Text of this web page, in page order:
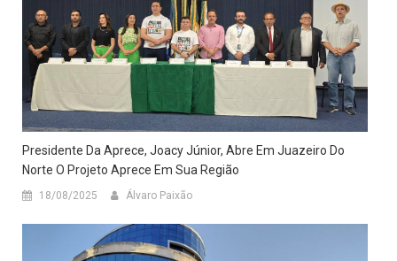
Presidente Da Aprece, Joacy Júnior, Abre Em Juazeiro Do
Norte O Projeto Aprece Em Sua Região
18/08/2025 Álvaro Paixão